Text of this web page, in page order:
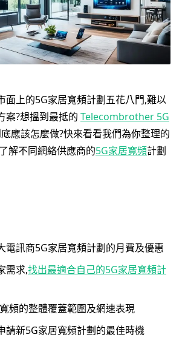
面上的5G家居寬頻計劃五花八門,難以
案?想搵到最抵的 Telecombrother 5G
應該怎麼做?快來看看我們為你整理的
解不同網絡供應商的5G家居寬頻計劃
電訊商5G家居寬頻計劃的月費及優惠
需求,找出最適合自己的5G家居寬頻計
頻的整體覆蓋範圍及網速表現
請新5G家居寬頻計劃的最佳時機